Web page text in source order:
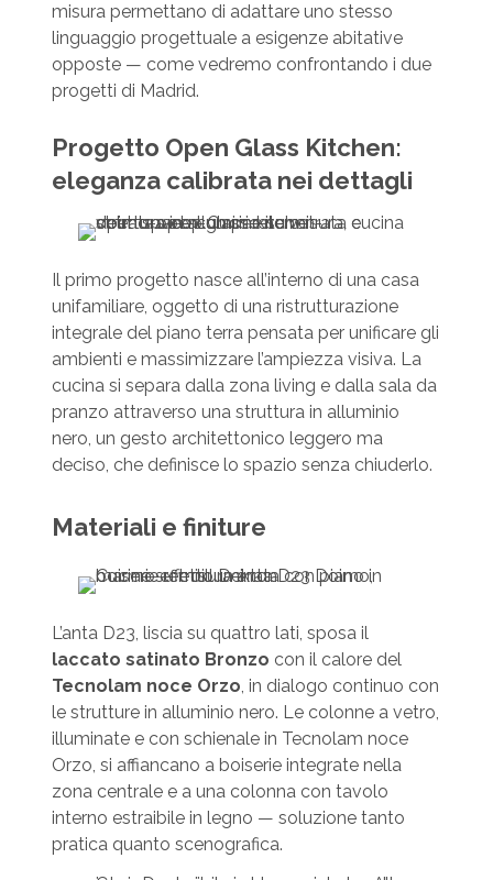
misura permettano di adattare uno stesso
linguaggio progettuale a esigenze abitative
opposte — come vedremo confrontando i due
progetti di Madrid.
Progetto Open Glass Kitchen:
eleganza calibrata nei dettagli
Il primo progetto nasce all’interno di una casa
unifamiliare, oggetto di una ristrutturazione
integrale del piano terra pensata per unificare gli
ambienti e massimizzare l’ampiezza visiva. La
cucina si separa dalla zona living e dalla sala da
pranzo attraverso una struttura in alluminio
nero, un gesto architettonico leggero ma
deciso, che definisce lo spazio senza chiuderlo.
Materiali e finiture
L’anta D23, liscia su quattro lati, sposa il
laccato satinato Bronzo con il calore del
Tecnolam noce Orzo, in dialogo continuo con
le strutture in alluminio nero. Le colonne a vetro,
illuminate e con schienale in Tecnolam noce
Orzo, si affiancano a boiserie integrate nella
zona centrale e a una colonna con tavolo
interno estraibile in legno — soluzione tanto
pratica quanto scenografica.